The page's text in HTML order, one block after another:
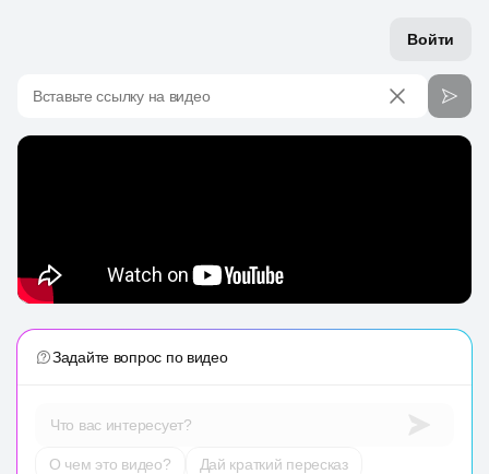
Войти
Вставьте ссылку на видео
Задайте вопрос по видео
Что вас интересует?
О чем это видео?
Дай краткий пересказ